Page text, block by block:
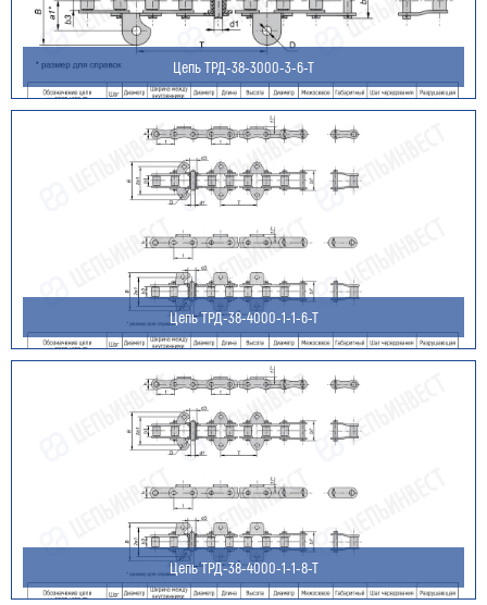
Цепь ТРД-38-3000-3-6-Т
Цепь ТРД-38-4000-1-1-6-Т
Цепь ТРД-38-4000-1-1-8-Т